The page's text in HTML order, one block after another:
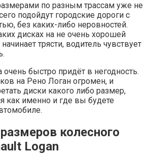
по разным трассам уже не
подойдут городские дороги с
без каких-либо неровностей.
дисках на не очень хорошей
трясти, водитель чувствует
быстро придёт в негодность.
на Рено Логан огромен, и
диски какого либо размер,
как именно и где вы будете
колесного
Logan